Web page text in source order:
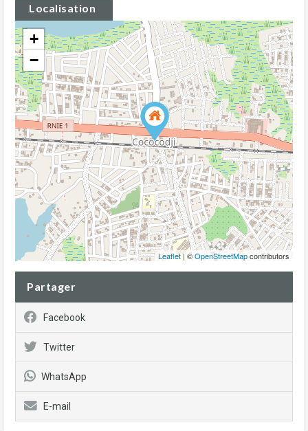
Localisation
+
−
Leaflet | ©OpenStreetMapcontributors
Partager
Facebook
Twitter
WhatsApp
E-mail